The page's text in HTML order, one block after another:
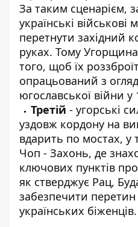
За таким сценарієм,
українські військові
перетнути західний
руках. Тому
того, щоб їх
опрацьований з
югославської війни у
Третій - угорські
уздовж кордону на
вдарить по мостах, у
Чоп - Захонь, де
ключових пунктів
як стверджує Рац,
забезпечити
українських біженців.